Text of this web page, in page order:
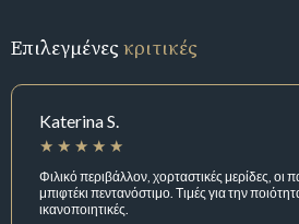
Επιλεγμένεςκριτικές
Katerina S.
Φιλικό περιβάλλον, χορταστικές μερίδες, οι
μπιφτέκι πεντανόστιμο. Τιμές για την
ικανοποιητικές.